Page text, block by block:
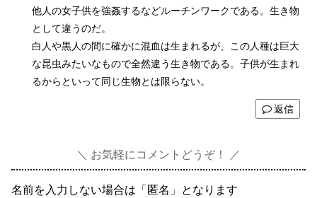
他人の女子供を強姦するなどルーチンワークである。生き物
として違うのだ。
白人や黒人の間に確かに混血は生まれるが、この人種は巨大
な昆虫みたいなもので全然違う生き物である。子供が生まれ
るからといって同じ生物とは限らない。
返信
お気軽にコメントどうぞ！
名前を入力しない場合は「匿名」となります